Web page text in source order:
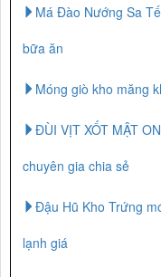
Má Đào Nướng Sa
bữa ăn
Móng giò kho măng
ĐÙI VỊT XỐT MẬT
chuyên gia chia sẻ
Đậu Hũ Kho Trứng
lạnh giá